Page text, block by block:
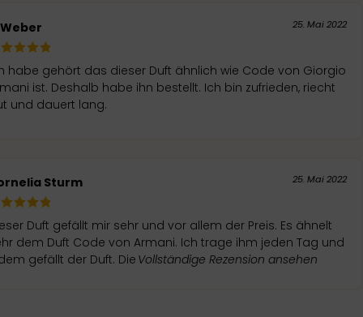
Weber 25. Mai 2022
habe gehört das dieser Duft ähnlich wie Code von Giorgio
ist. Deshalb habe ihn bestellt. Ich bin zufrieden, riecht
und dauert lang.
Sturm 25. Mai 2022
Duft gefällt mir sehr und vor allem der Preis. Es ähnelt
dem Duft Code von Armani. Ich trage ihm jeden Tag und
gefällt der Duft. Die Vollständige Rezension ansehen